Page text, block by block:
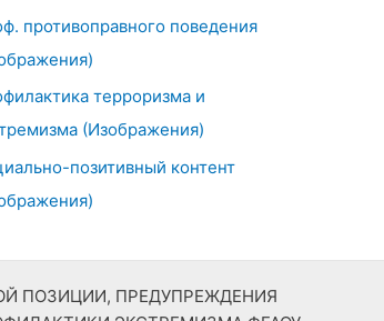
противоправного поведения
терроризма и
(Изображения)
позитивный контент
ПОЗИЦИИ, ПРЕДУПРЕЖДЕНИЯ